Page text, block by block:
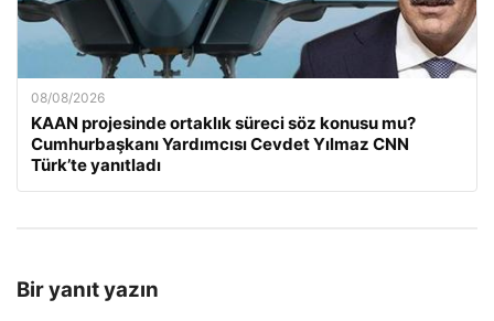
08/08/2026
KAAN projesinde ortaklık süreci söz konusu mu?
Cumhurbaşkanı Yardımcısı Cevdet Yılmaz CNN
Türk’te yanıtladı
Bir yanıt yazın